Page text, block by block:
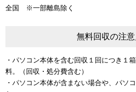
全国 ※一部離島除く
無料回収の注
・パソコン本体を含む回収１回につき１
料。（回収・処分費含む）
・パソコン本体が含まない場合や、パソ